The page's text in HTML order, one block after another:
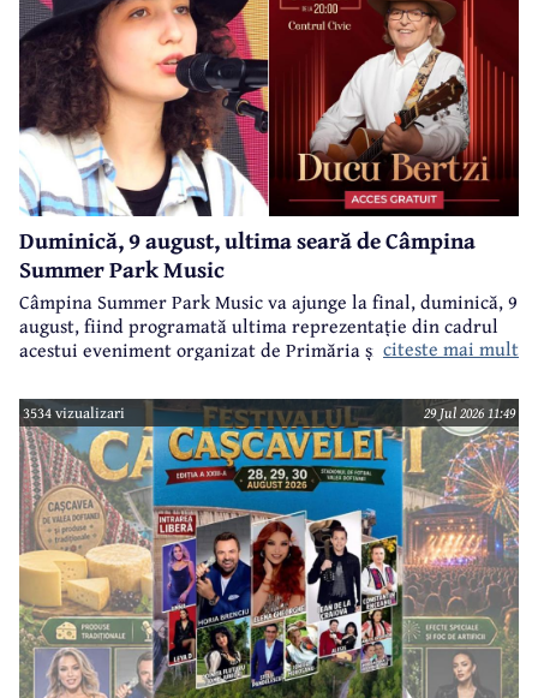
Duminică, 9 august, ultima seară de Câmpina
Summer Park Music
Câmpina Summer Park Music va ajunge la final, duminică, 9
august, fiind programată ultima reprezentație din cadrul
acestui eveniment organizat de Primăria și Consiliul Local
citeste mai mult
3534 vizualizari 29 Jul 2026 11:49